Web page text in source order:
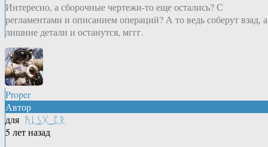
Интересно, а сборочные чертежи-то еще остались? С
регламентами и описанием операций? А то ведь соберут взад, а
лишние детали и останутся, мггг.
Proper
Автор
для ᚤᚳᛊᚷ_ᛈᚱ
5 лет назад